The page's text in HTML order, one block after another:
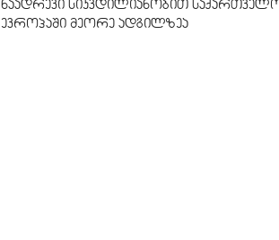
ნაადრევი სიკვდილიანობით
ევროპაში მეორე ადგილზეა